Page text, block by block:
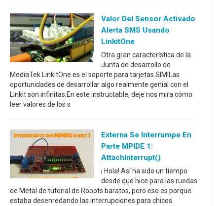
Valor Del Sensor Activado
Alerta SMS Usando
LinkitOne
Otra gran característica de la
Junta de desarrollo de
MediaTek LinkitOne es el soporte para tarjetas SIM!Las
oportunidades de desarrollar algo realmente genial con el
Linkit son infinitas.En este instructable, deje nos mira cómo
leer valores de los s
Externa Se Interrumpe En
Parte MPIDE 1:
AttachInterrupt()
¡ Hola! Así ha sido un tiempo
desde que hice para las ruedas
de Metal de tutorial de Robots baratos, pero eso es porque
estaba desenredando las interrupciones para chicos.